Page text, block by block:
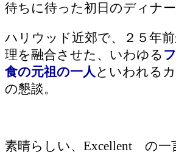
待ちに待った初日のディナー
ハリウッド近郊で、２５年
理を融合させた、いわゆる
食の元祖の一人 といわれる
の懇談。
素晴らしい、Excellent の一